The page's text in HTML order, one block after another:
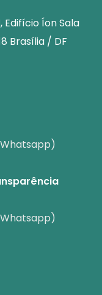
Edifício Íon Sala
Brasília / DF